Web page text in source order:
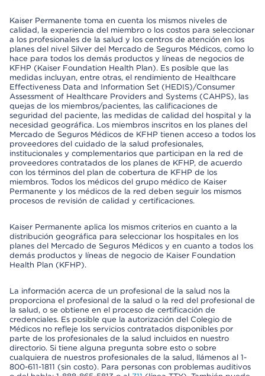
Kaiser Permanente toma en cuenta los mismos niveles de
calidad, la experiencia del miembro o los costos para seleccionar
a los profesionales de la salud y los centros de atención en los
planes del nivel Silver del Mercado de Seguros Médicos, como lo
hace para todos los demás productos y líneas de negocios de
KFHP (Kaiser Foundation Health Plan). Es posible que las
medidas incluyan, entre otras, el rendimiento de Healthcare
Effectiveness Data and Information Set (HEDIS)/Consumer
Assessment of Healthcare Providers and Systems (CAHPS), las
quejas de los miembros/pacientes, las calificaciones de
seguridad del paciente, las medidas de calidad del hospital y la
necesidad geográfica. Los miembros inscritos en los planes del
Mercado de Seguros Médicos de KFHP tienen acceso a todos los
proveedores del cuidado de la salud profesionales,
institucionales y complementarios que participan en la red de
proveedores contratados de los planes de KFHP, de acuerdo
con los términos del plan de cobertura de KFHP de los
miembros. Todos los médicos del grupo médico de Kaiser
Permanente y los médicos de la red deben seguir los mismos
procesos de revisión de calidad y certificaciones.
Kaiser Permanente aplica los mismos criterios en cuanto a la
distribución geográfica para seleccionar los hospitales en los
planes del Mercado de Seguros Médicos y en cuanto a todos los
demás productos y líneas de negocio de Kaiser Foundation
Health Plan (KFHP).
La información acerca de un profesional de la salud nos la
proporciona el profesional de la salud o la red del profesional de
la salud, o se obtiene en el proceso de certificación de
credenciales. Es posible que la autorización del Colegio de
Médicos no refleje los servicios contratados disponibles por
parte de los profesionales de la salud incluidos en nuestro
directorio. Si tiene alguna pregunta sobre esto o sobre
cualquiera de nuestros profesionales de la salud, llámenos al 1-
800-611-1811 (sin costo). Para personas con problemas auditivos